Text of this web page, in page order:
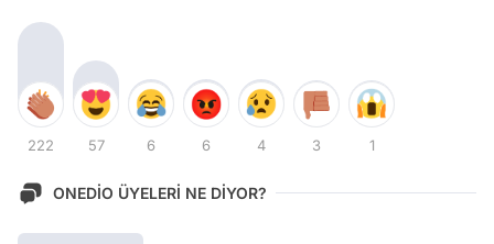
222 57 6 6 4 3 1
ONEDİO ÜYELERİ NE DİYOR?